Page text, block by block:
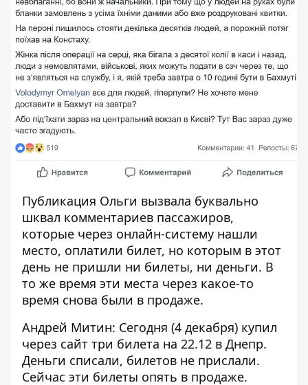
Публикация Ольги вызвала буквально
шквал комментариев пассажиров,
которые через онлайн-систему нашли
место, оплатили билет, но которым в этот
день не пришли ни билеты, ни деньги. В
то же время эти места через какое-то
время снова были в продаже.
Андрей Митин: Сегодня (4 декабря) купил
через сайт три билета на 22.12 в Днепр.
Деньги списали, билетов не прислали.
Сейчас эти билеты опять в продаже.